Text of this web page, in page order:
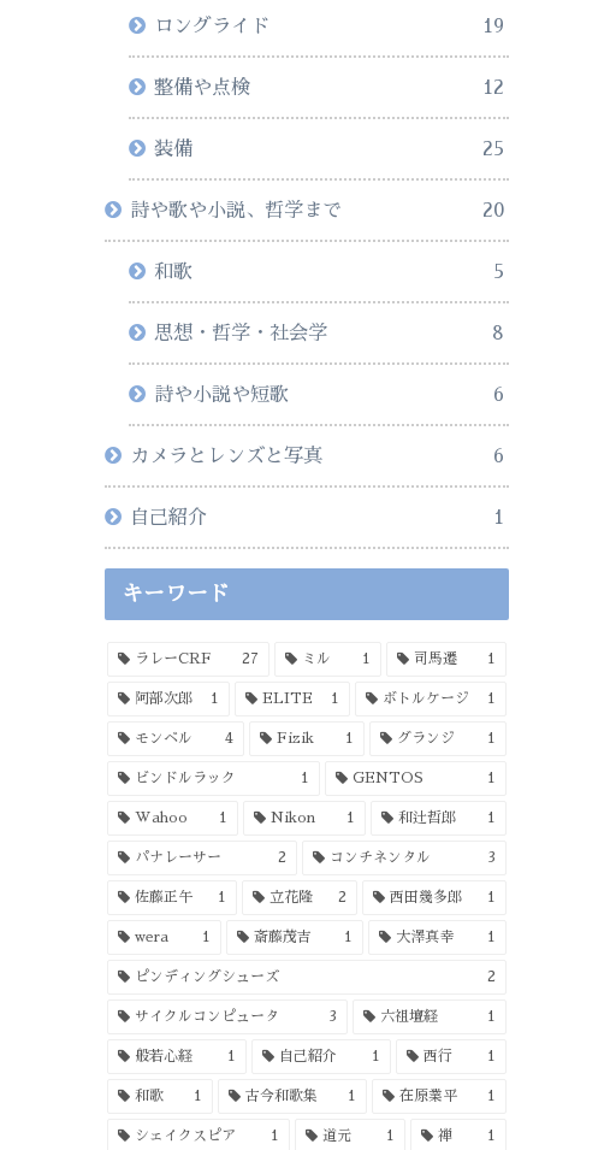
ロングライド 19
整備や点検 12
装備 25
詩や歌や小説、哲学まで 20
和歌 5
思想・哲学・社会学 8
詩や小説や短歌 6
カメラとレンズと写真 6
自己紹介 1
キーワード
ラレーCRF 27 ミル 1 司馬遷 1
阿部次郎 1 ELITE 1 ボトルケージ 1
モンベル 4 Fizik 1 グランジ 1
ビンドルラック 1 GENTOS 1
Wahoo 1 Nikon 1 和辻哲郎 1
パナレーサー 2 コンチネンタル 3
佐藤正午 1 立花隆 2 西田幾多郎 1
wera 1 斎藤茂吉 1 大澤真幸 1
ピンディングシューズ 2
サイクルコンピュータ 3 六祖壇経 1
般若心経 1 自己紹介 1 西行 1
和歌 1 古今和歌集 1 在原業平 1
シェイクスピア 1 道元 1 禅 1